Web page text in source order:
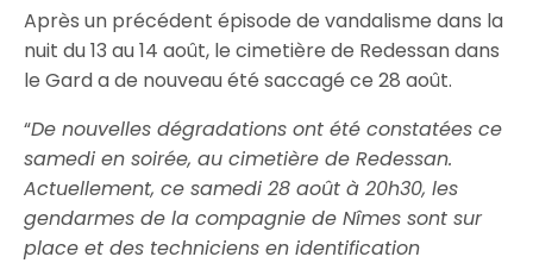
Après un précédent épisode de vandalisme dans la
nuit du 13 au 14 août, le cimetière de Redessan dans
le Gard a de nouveau été saccagé ce 28 août.
“De nouvelles dégradations ont été constatées ce
samedi en soirée, au cimetière de Redessan.
Actuellement, ce samedi 28 août à 20h30, les
gendarmes de la compagnie de Nîmes sont sur
place et des techniciens en identification